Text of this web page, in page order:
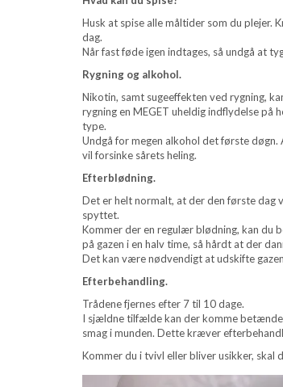
Husk at spise alle måltider som du plejer.
dag.
Når fast føde igen indtages, så undgå at
Rygning og alkohol.
Nikotin, samt sugeeffekten ved rygning,
rygning en MEGET uheldig indflydelse på
type.
Undgå for megen alkohol det første
vil forsinke sårets heling.
Efterblødning.
Det er helt normalt, at der den første dag
spyttet.
Kommer der en regulær blødning, kan du
på gazen i en halv time, så hårdt at der
Det kan være nødvendigt at udskifte
Efterbehandling.
Trådene fjernes efter 7 til 10 dage.
I sjældne tilfælde kan der komme
smag i munden. Dette kræver
Kommer du i tvivl eller bliver usikker, skal